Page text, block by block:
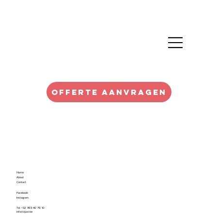
OFFERTE AANVRAGEN
Home
About
Contact
Facebook
Instagram
Tel. +32 493 40 79 10
info@zjust.be